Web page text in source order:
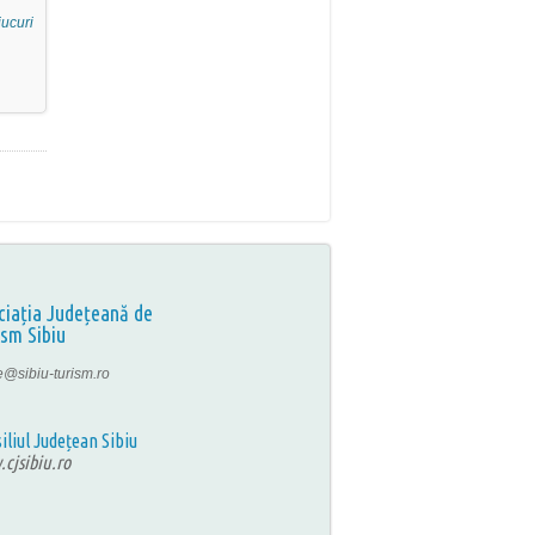
Județeană de
Sibiu
turism.ro
Județean Sibiu